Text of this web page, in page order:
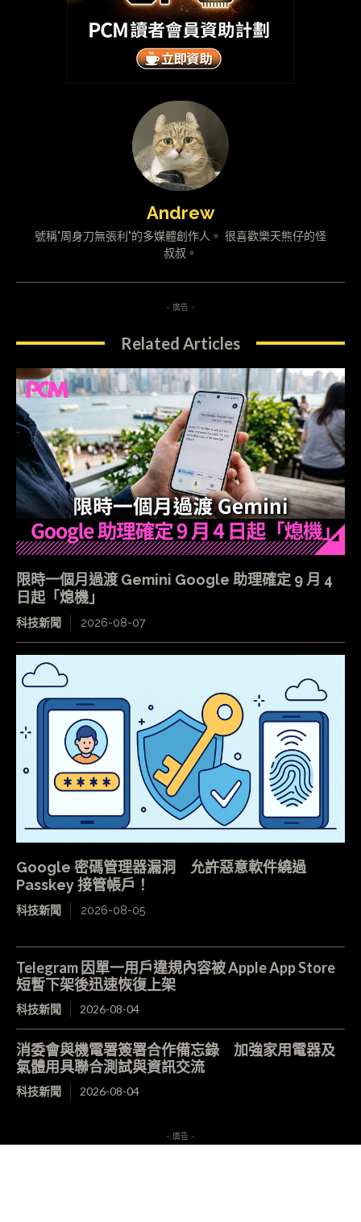
Andrew
號稱"周身刀無張利"的多媒體創作人。 很喜歡樂天熊仔的怪
叔叔。
- 廣告 -
Related Articles
限時一個月過渡 Gemini Google 助理確定 9 月 4
日起「熄機」
科技新聞 2026-08-07
Google 密碼管理器漏洞 允許惡意軟件繞過
Passkey 接管帳戶！
科技新聞 2026-08-05
Telegram 因單一用戶違規內容被 Apple App Store
短暫下架後迅速恢復上架
科技新聞 2026-08-04
消委會與機電署簽署合作備忘錄 加強家用電器及
氣體用具聯合測試與資訊交流
科技新聞 2026-08-04
- 廣告 -